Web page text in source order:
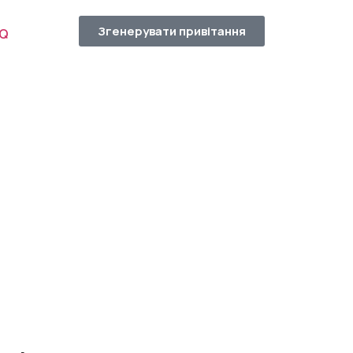
Згенерувати привітання